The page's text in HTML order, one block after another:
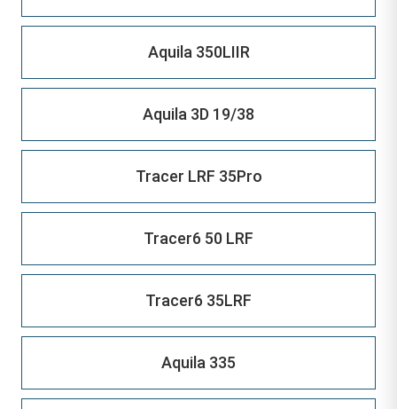
Aquila 350LIIR
Aquila 3D 19/38
Tracer LRF 35Pro
Tracer6 50 LRF
Tracer6 35LRF
Aquila 335